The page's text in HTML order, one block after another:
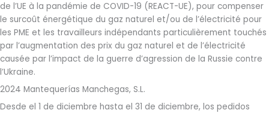
de l’UE à la pandémie de COVID-19 (REACT-UE), pour compenser
le surcoût énergétique du gaz naturel et/ou de l’électricité pour
les PME et les travailleurs indépendants particulièrement touchés
par l’augmentation des prix du gaz naturel et de l’électricité
causée par l’impact de la guerre d’agression de la Russie contre
l’Ukraine.
2024 Mantequerías Manchegas, S.L.
Desde el 1 de diciembre hasta el 31 de diciembre, los pedidos